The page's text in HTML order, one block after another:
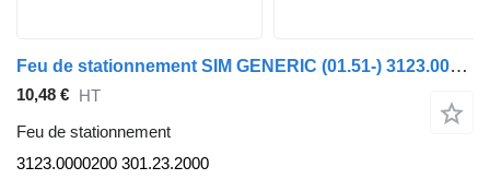
Feu de stationnement SIM GENERIC (01.51-) 3123.0000200 pour tracteur routier GENERIC (01.51-)
10,48 € HT
Feu de stationnement
3123.0000200 301.23.2000